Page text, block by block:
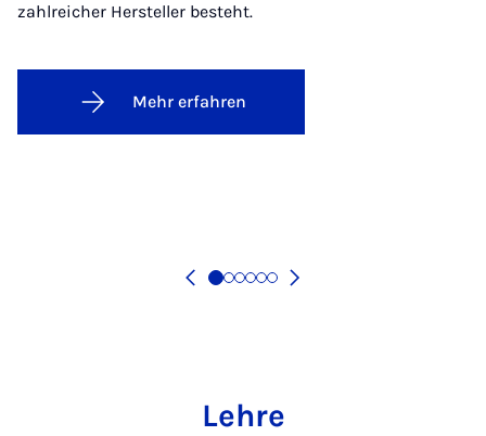
zahlreicher Hersteller besteht.
Mehr erfahren
Lehre